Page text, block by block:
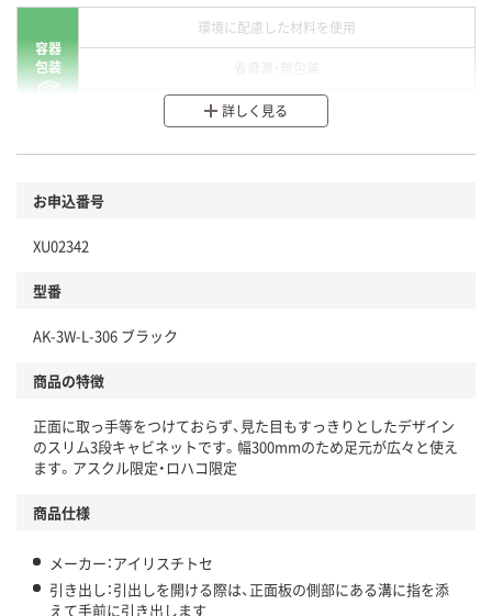
容器
包装
環境に配慮した材料を使用
分別・リサイクルしやすい設計
本体
仕組
この商品の環境配慮ポイントです。下記商品詳細「
アスクル商品環境スコア詳細／加点項目
」で確認できます。
詳しく見る
お申込番号
XU02342
型番
AK-3W-L-306 ブラック
商品の特徴
正面に取っ手等をつけておらず、見た目もすっきりとしたデザイン
のスリム3段キャビネットです。幅300mmのため足元が広々と使え
ます。アスクル限定・ロハコ限定
商品仕様
メーカー：アイリスチトセ
引き出し：引出しを開ける際は、正面板の側部にある溝に指を添
えて手前に引き出します